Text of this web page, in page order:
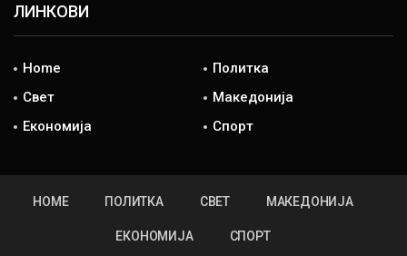
ЛИНКОВИ
Home
Политка
Свет
Македонија
Економија
Спорт
HOME ПОЛИТКА СВЕТ МАКЕДОНИЈА
ЕКОНОМИЈА СПОРТ